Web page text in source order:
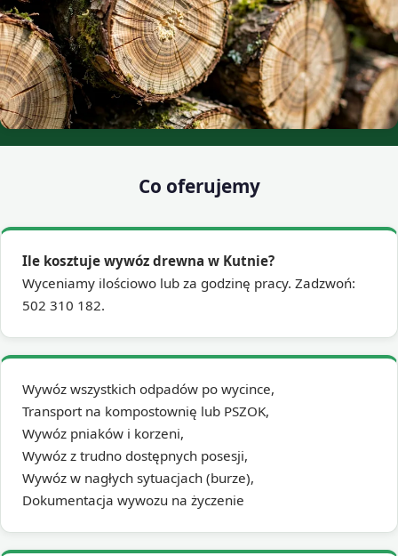
Co oferujemy
Ile kosztuje wywóz drewna w Kutnie?
Wyceniamy ilościowo lub za godzinę pracy. Zadzwoń:
502 310 182.
Wywóz wszystkich odpadów po wycince,
Transport na kompostownię lub PSZOK,
Wywóz pniaków i korzeni,
Wywóz z trudno dostępnych posesji,
Wywóz w nagłych sytuacjach (burze),
Dokumentacja wywozu na życzenie